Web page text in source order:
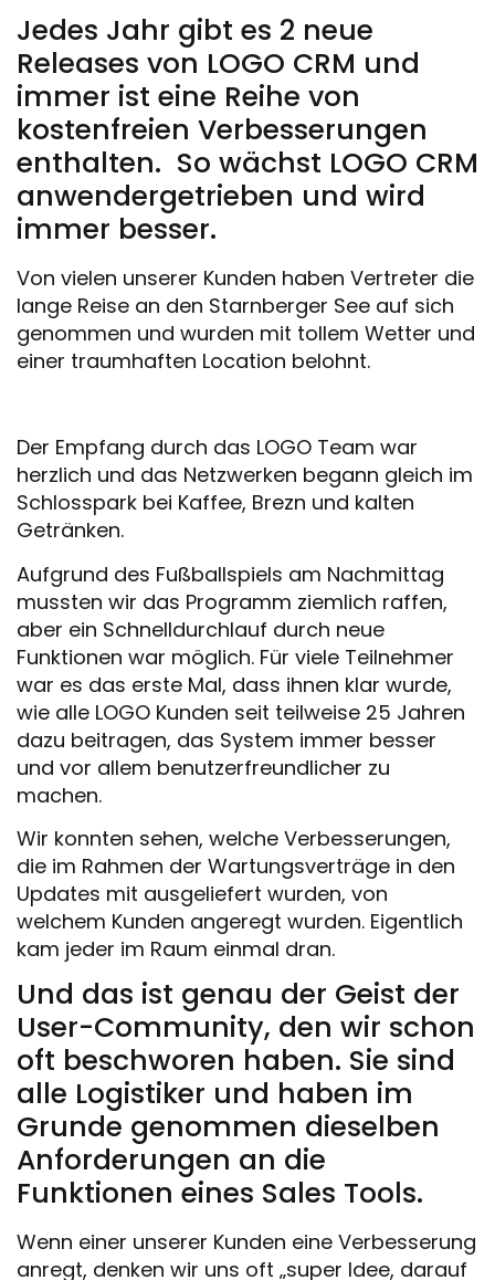
Jedes Jahr gibt es 2 neue
Releases von LOGO CRM und
immer ist eine Reihe von
kostenfreien Verbesserungen
enthalten. So wächst LOGO CRM
anwendergetrieben und wird
immer besser.
Von vielen unserer Kunden haben Vertreter die
lange Reise an den Starnberger See auf sich
genommen und wurden mit tollem Wetter und
einer traumhaften Location belohnt.
Der Empfang durch das LOGO Team war
herzlich und das Netzwerken begann gleich im
Schlosspark bei Kaffee, Brezn und kalten
Getränken.
Aufgrund des Fußballspiels am Nachmittag
mussten wir das Programm ziemlich raffen,
aber ein Schnelldurchlauf durch neue
Funktionen war möglich. Für viele Teilnehmer
war es das erste Mal, dass ihnen klar wurde,
wie alle LOGO Kunden seit teilweise 25 Jahren
dazu beitragen, das System immer besser
und vor allem benutzerfreundlicher zu
machen.
Wir konnten sehen, welche Verbesserungen,
die im Rahmen der Wartungsverträge in den
Updates mit ausgeliefert wurden, von
welchem Kunden angeregt wurden. Eigentlich
kam jeder im Raum einmal dran.
Und das ist genau der Geist der
User-Community, den wir schon
oft beschworen haben. Sie sind
alle Logistiker und haben im
Grunde genommen dieselben
Anforderungen an die
Funktionen eines Sales Tools.
Wenn einer unserer Kunden eine Verbesserung
anregt, denken wir uns oft „super Idee, darauf